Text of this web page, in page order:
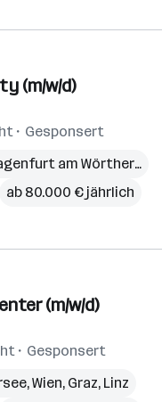
(m/w/d)
Gesponsert
am Wörthersee
ab 80.000 € jährlich
(m/w/d)
Gesponsert
,Wien, Graz, Linz